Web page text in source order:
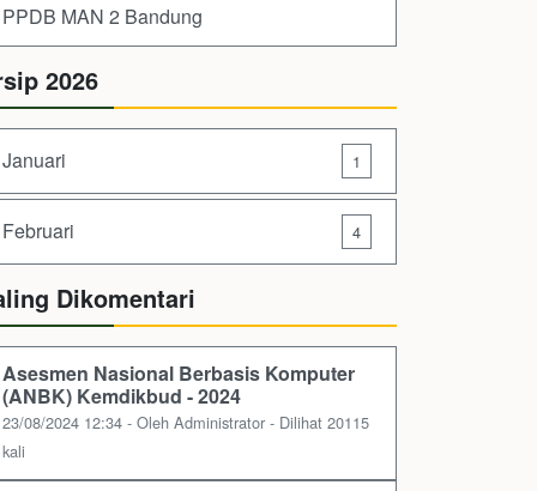
PPDB MAN 2 Bandung
2026
Januari 1
Februari 4
Dikomentari
Asesmen Nasional Berbasis Komputer
(ANBK) Kemdikbud - 2024
23/08/2024 12:34 - Oleh Administrator - Dilihat 20115
kali